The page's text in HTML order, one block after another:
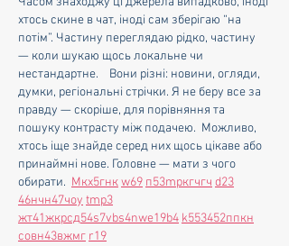
хтось скине в чат, іноді сам зберігаю “на
потім”. Частину переглядаю рідко, частину
— коли шукаю щось локальне чи
нестандартне.    Вони різні: новини, огляди,
думки, регіональні стрічки. Я не беру все за
правду — скоріше, для порівняння та
пошуку контрасту між подачею.  Можливо,
хтось іще знайде серед них щось цікаве або
принаймні нове. Головне — мати з чого
обирати. Мкх5гнкw69 п53mpкгчгч d23
46нчн47чоу tmp3
жт41жкрсд54s7vbs4nwe19b4 k553452ппкн
совн43вжмг r19